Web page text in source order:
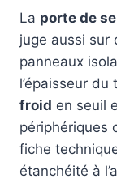
La porte de
juge aussi sur
panneaux
l’épaisseur du
froid en seuil
périphériques
fiche
étanchéité à